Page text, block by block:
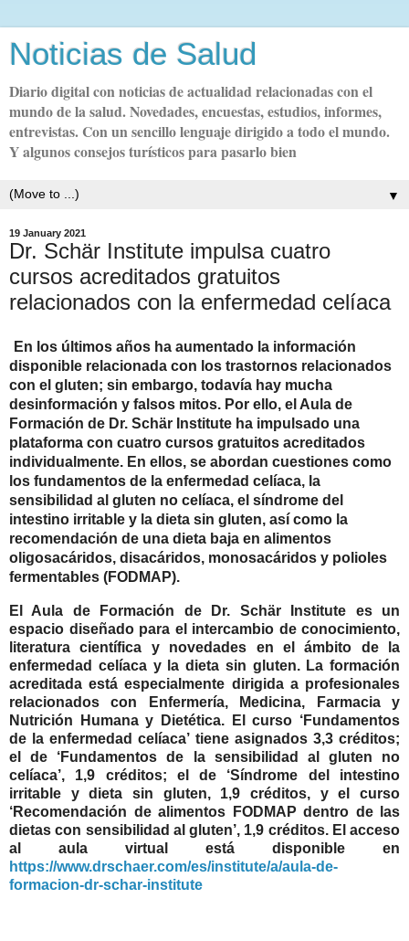
Noticias de Salud
Diario digital con noticias de actualidad relacionadas con el
mundo de la salud. Novedades, encuestas, estudios, informes,
entrevistas. Con un sencillo lenguaje dirigido a todo el mundo.
Y algunos consejos turísticos para pasarlo bien
▼
19 January 2021
Dr. Schär Institute impulsa cuatro
cursos acreditados gratuitos
relacionados con la enfermedad celíaca
En los últimos años ha aumentado la información
disponible relacionada con los trastornos relacionados
con el gluten; sin embargo, todavía hay mucha
desinformación y falsos mitos. Por ello, el Aula de
Formación de Dr. Schär Institute ha impulsado una
plataforma con cuatro cursos gratuitos acreditados
individualmente. En ellos, se abordan cuestiones como
los fundamentos de la enfermedad celíaca, la
sensibilidad al gluten no celíaca, el síndrome del
intestino irritable y la dieta sin gluten, así como la
recomendación de una dieta baja en alimentos
oligosacáridos, disacáridos, monosacáridos y polioles
fermentables (FODMAP).
El Aula de Formación de Dr. Schär Institute es un
espacio diseñado para el intercambio de conocimiento,
literatura científica y novedades en el ámbito de la
enfermedad celíaca y la dieta sin gluten. La formación
acreditada está especialmente dirigida a profesionales
relacionados con Enfermería, Medicina, Farmacia y
Nutrición Humana y Dietética. El curso ‘Fundamentos
de la enfermedad celíaca’ tiene asignados 3,3 créditos;
el de ‘Fundamentos de la sensibilidad al gluten no
celíaca’, 1,9 créditos; el de ‘Síndrome del intestino
irritable y dieta sin gluten, 1,9 créditos, y el curso
‘Recomendación de alimentos FODMAP dentro de las
dietas con sensibilidad al gluten’, 1,9 créditos. El acceso
al aula virtual está disponible en
https://www.drschaer.com/es/institute/a/aula-de-
formacion-dr-schar-institute